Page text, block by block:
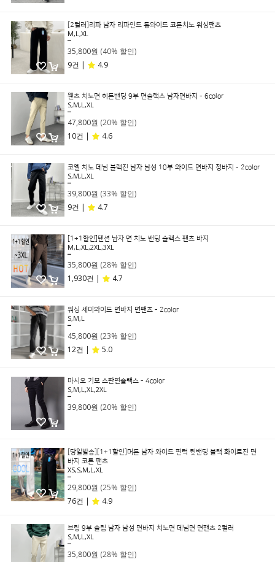
[2컬러]리파 남자 리파인드 롱와이드 코튼치노 워싱팬츠
M,L,XL
35,800원 (40% 할인)
9건 |
4.9
웬츠 치노면 히든밴딩 9부 면슬랙스 남자면바지 - 6color
S,M,L,XL
47,800원 (20% 할인)
10건 |
4.6
코엘 치노 데님 블랙진 남자 남성 10부 와이드 면바지 청바지 - 2color
S,M,L,XL
39,800원 (33% 할인)
9건 |
4.7
[1+1할인]텐션 남자 면 치노 밴딩 슬랙스 팬츠 바지
M,L,XL,2XL,3XL
35,800원 (28% 할인)
1,930건 |
4.7
워싱 세미와이드 면바지 면팬츠 - 2color
S,M,L
45,800원 (23% 할인)
12건 |
5.0
마시오 기모 스판면슬랙스 - 4color
S,M,L,XL,2XL
39,800원 (20% 할인)
[당일발송][1+1할인]머든 남자 와이드 핀턱 뒷밴딩 블랙 화이트진 면
바지 코튼 팬츠
XS,S,M,L,XL
29,800원 (25% 할인)
76건 |
4.9
브링 9부 슬림 남자 남성 면바지 치노면 데님면 면팬츠 2컬러
S,M,L,XL
35,800원 (28% 할인)